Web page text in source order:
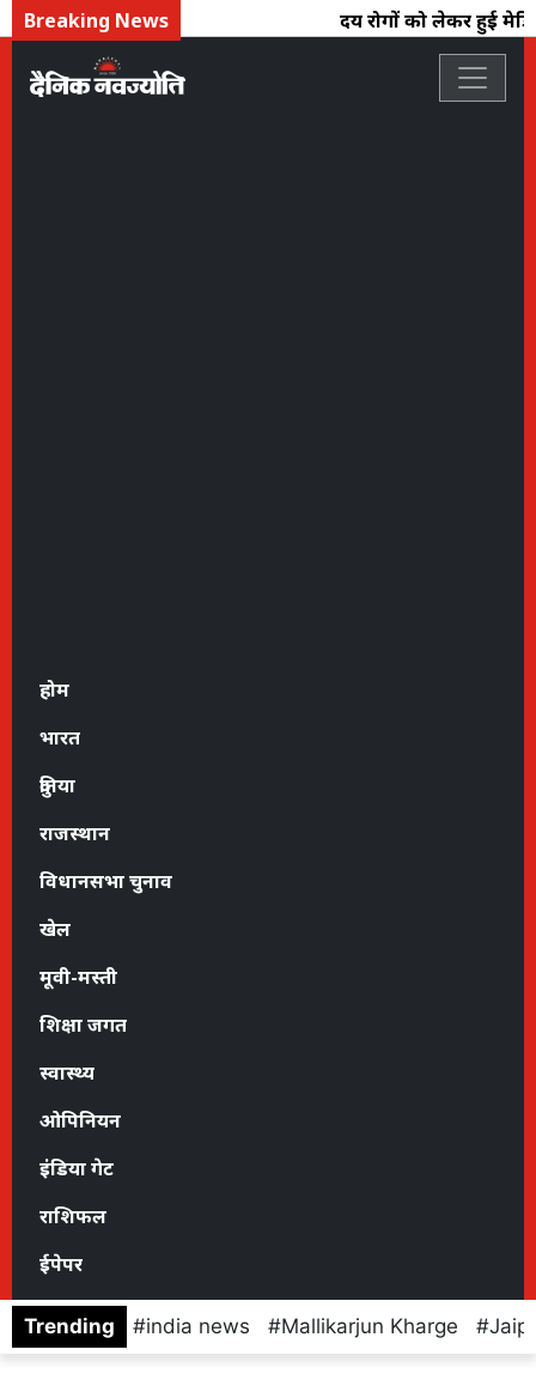
Breaking News हृदय रोगों को लेकर हुई
होम
भारत
दुनिया
राजस्थान
विधानसभा चुनाव
खेल
मूवी-मस्ती
शिक्षा जगत
स्वास्थ्य
ओपिनियन
इंडिया गेट
राशिफल
ईपेपर
Trending india news Mallikarjun Kharge